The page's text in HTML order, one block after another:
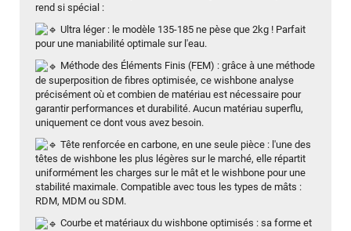
rend si spécial :
Ultra léger : le modèle 135-185 ne pèse que 2kg ! Parfait
pour une maniabilité optimale sur l'eau.
Méthode des Éléments Finis (FEM) : grâce à une méthode
de superposition de fibres optimisée, ce wishbone analyse
précisément où et combien de matériau est nécessaire pour
garantir performances et durabilité. Aucun matériau superflu,
uniquement ce dont vous avez besoin.
Tête renforcée en carbone, en une seule pièce : l'une des
têtes de wishbone les plus légères sur le marché, elle répartit
uniformément les charges sur le mât et le wishbone pour une
stabilité maximale. Compatible avec tous les types de mâts :
RDM, MDM ou SDM.
Courbe et matériaux du wishbone optimisés : sa forme et